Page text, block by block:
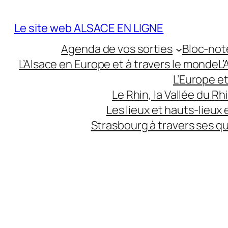
auLe site web ALSACE EN LIGNE
Agenda de vos sorties
Bloc-
L’Alsace en Europe et à travers le monde
L’Europe
Le Rhin, la Vallée du
Les lieux et hauts-lieux
Strasbourg à travers ses